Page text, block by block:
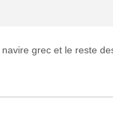
grec et le reste